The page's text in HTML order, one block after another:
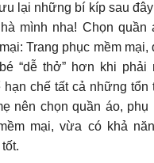
lại những bí kíp sau
mình nha! Chọn quần
Trang phục mềm mại,
“dễ thở” hơn khi phải
hạn chế tất cả những
nên chọn quần áo, phụ
mại, vừa có khả